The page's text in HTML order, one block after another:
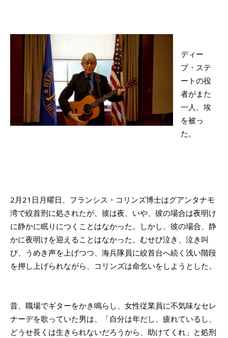
ディー
プ・ステ
ートの役
者がまた
一人、埃
を被っ
た。
2月21日月曜日、フランシス・コリンズ博士はグアンタナモ
湾で絞首刑に処されたが、彼は夜、いや、彼の場合は夜明け
に静かに眠りにつくことはなかった。しかし、彼の場合、静
かに夜明けを迎えることはなかった。むせび泣き、泣き叫
び、うめき声を上げつつ、海兵隊員に絞首台へ続く浅い階段
を押し上げられながら、コリンズは命乞いをしようとした。
昔、職場でギターをかき鳴らし、女性従業員に不気味なセレ
ナーデを歌っていた男は、「自分は年だし、疲れているし、
どうせ長くは生きられないだろうから、助けてくれ」と処刑